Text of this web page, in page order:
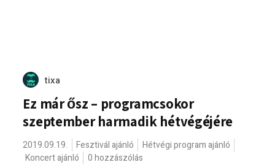
tixa
Ez már ősz – programcsokor
szeptember harmadik hétvégéjére
2019.09.19. Fesztivál ajánló
Hétvégi program ajánló
Koncert ajánló
0 hozzászólás